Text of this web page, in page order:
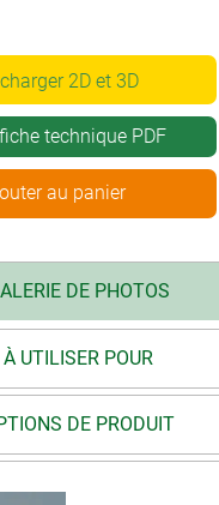
2D et 3D
technique PDF
au panier
DE PHOTOS
À UTILISER POUR
DE PRODUIT